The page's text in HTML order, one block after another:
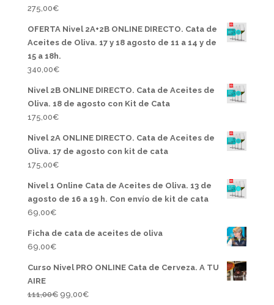
275,00€
OFERTA Nivel 2A+2B ONLINE DIRECTO. Cata de
Aceites de Oliva. 17 y 18 agosto de 11 a 14 y de
15 a 18h.
340,00€
Nivel 2B ONLINE DIRECTO. Cata de Aceites de
Oliva. 18 de agosto con Kit de Cata
175,00€
Nivel 2A ONLINE DIRECTO. Cata de Aceites de
Oliva. 17 de agosto con kit de cata
175,00€
Nivel 1 Online Cata de Aceites de Oliva. 13 de
agosto de 16 a 19 h. Con envío de kit de cata
69,00€
Ficha de cata de aceites de oliva
69,00€
Curso Nivel PRO ONLINE Cata de Cerveza. A TU
AIRE
111,00€ El
99,00€El